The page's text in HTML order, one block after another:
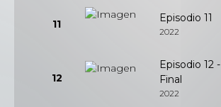
11 Episodio 11
2022
12
Episodio 12 -
Final
2022